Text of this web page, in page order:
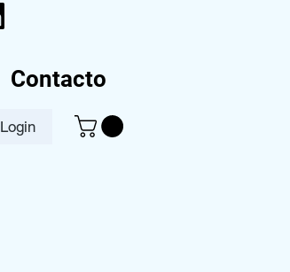
Contacto
Login